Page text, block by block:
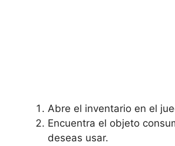
Abre ‌el inventario⁣ en⁣ el
Encuentra ⁢el objeto
deseas usar.